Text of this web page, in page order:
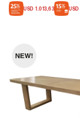
USD 1.013,63 USD